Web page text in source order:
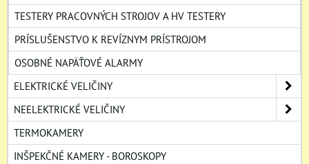
TESTERY PRACOVNÝCH STROJOV A HV TESTERY
PRÍSLUŠENSTVO K REVÍZNYM PRÍSTROJOM
OSOBNÉ NAPÄŤOVÉ ALARMY
ELEKTRICKÉ VELIČINY
NEELEKTRICKÉ VELIČINY
TERMOKAMERY
INŠPEKČNÉ KAMERY - BOROSKOPY